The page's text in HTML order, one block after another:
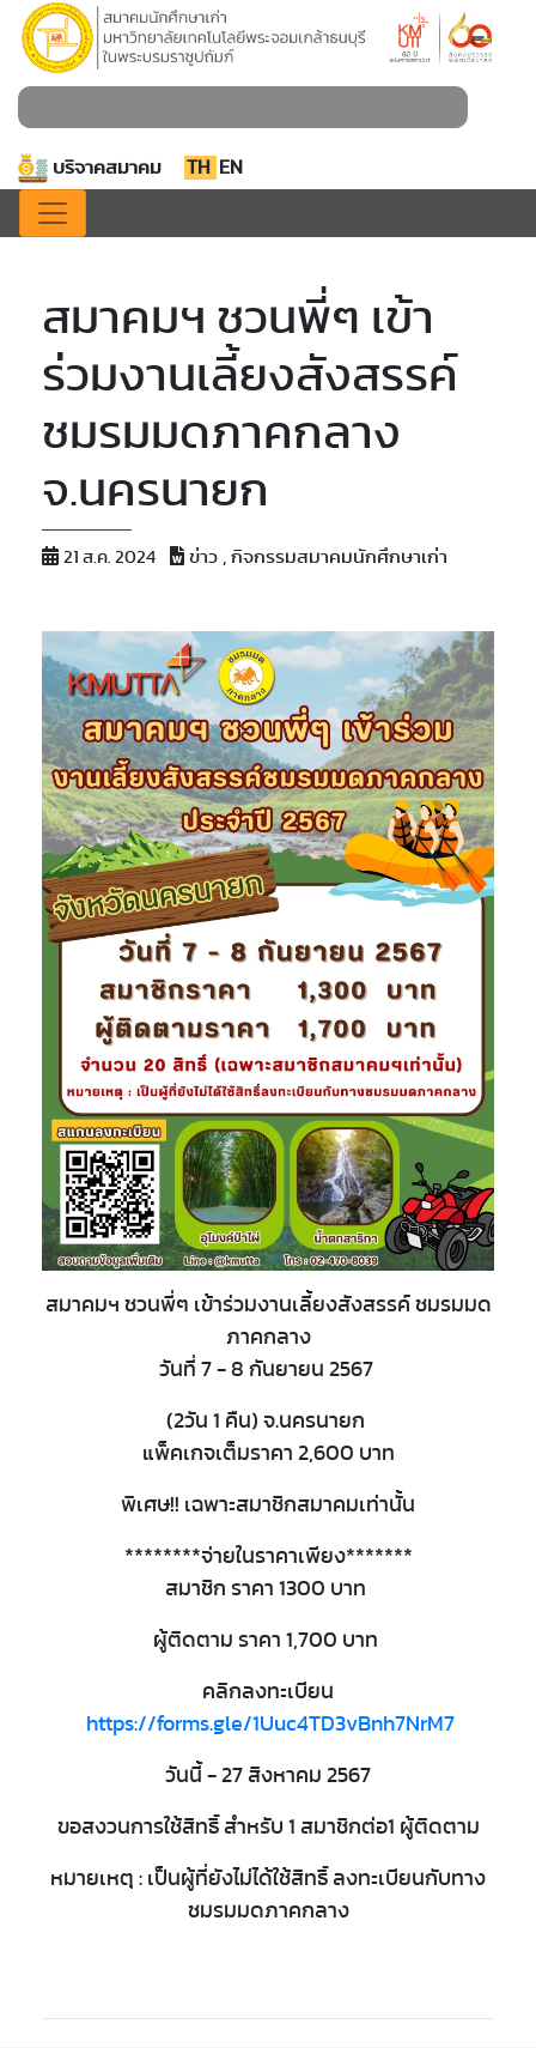
บริจาคสมาคม TH EN
สมาคมฯ ชวนพี่ๆ เข้า
ร่วมงานเลี้ยงสังสรรค์
ชมรมมดภาคกลาง
จ.นครนายก
21 ส.ค. 2024 ข่าว , กิจกรรมสมาคมนักศึกษาเก่า
สมาคมฯ ชวนพี่ๆ เข้าร่วมงานเลี้ยงสังสรรค์ ชมรมมด
ภาคกลาง
วันที่ 7 - 8 กันยายน 2567
(2วัน 1 คืน) จ.นครนายก
แพ็คเกจเต็มราคา 2,600 บาท
พิเศษ!! เฉพาะสมาชิกสมาคมเท่านั้น
********จ่ายในราคาเพียง*******
สมาชิก ราคา 1300 บาท
ผู้ติดตาม ราคา 1,700 บาท
คลิกลงทะเบียน
https://forms.gle/1Uuc4TD3vBnh7NrM7
วันนี้ - 27 สิงหาคม 2567
ขอสงวนการใช้สิทธิ์ สำหรับ 1 สมาชิกต่อ1 ผู้ติดตาม
หมายเหตุ : เป็นผู้ที่ยังไม่ได้ใช้สิทธิ์ ลงทะเบียนกับทาง
ชมรมมดภาคกลาง